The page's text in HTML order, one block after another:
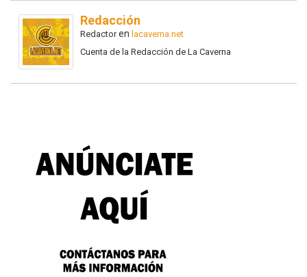
Redacción
Redactoren lacaverna.net
Cuenta de la Redacción de La Caverna